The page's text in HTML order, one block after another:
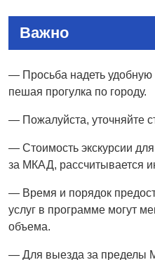
Важно
— Просьба надеть удобную
пешая прогулка по городу.
— Пожалуйста, уточняйте
— Стоимость экскурсии
за МКАД, рассчитывается
— Время и порядок
услуг в программе могут
объема.
— Для выезда за пределы